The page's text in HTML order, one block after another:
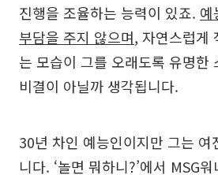
진행을 조율하는 능력이 있죠. 예
부담을 주지 않으며, 자연스럽게
는 모습이 그를 오래도록 유명한
비결이 아닐까 생각됩니다.
30년 차인 예능인이지만 그는 여
니다. ‘놀면 뭐하니?’에서 MSG